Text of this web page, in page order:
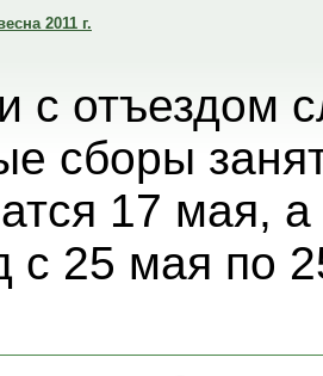
2011 г.
с отъездом
сборы
17 мая,
с 25 мая по